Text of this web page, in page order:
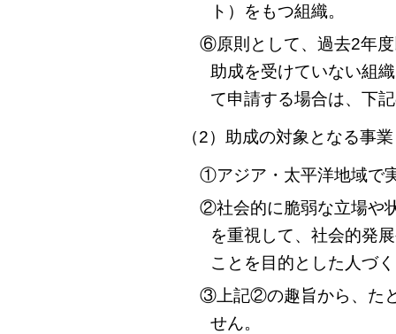
ト）をもつ組織。
⑥原則として、過去2年
助成を受けていない組
て申請する場合は、下
（2）助成の対象となる事業
①アジア・太平洋地域で
②社会的に脆弱な立場や
を重視して、社会的発
ことを目的とした人づ
③上記②の趣旨から、た
せん。